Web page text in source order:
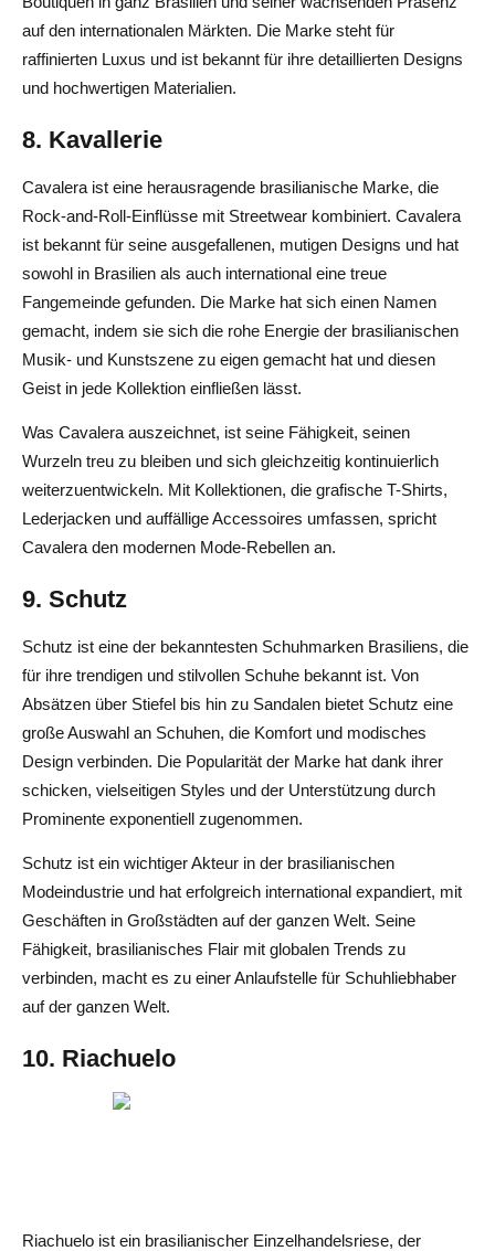
auf den internationalen Märkten. Die Marke steht für
raffinierten Luxus und ist bekannt für ihre detaillierten Designs
und hochwertigen Materialien.
8. Kavallerie
Cavalera ist eine herausragende brasilianische Marke, die
Rock-and-Roll-Einflüsse mit Streetwear kombiniert. Cavalera
ist bekannt für seine ausgefallenen, mutigen Designs und hat
sowohl in Brasilien als auch international eine treue
Fangemeinde gefunden. Die Marke hat sich einen Namen
gemacht, indem sie sich die rohe Energie der brasilianischen
Musik- und Kunstszene zu eigen gemacht hat und diesen
Geist in jede Kollektion einfließen lässt.
Was Cavalera auszeichnet, ist seine Fähigkeit, seinen
Wurzeln treu zu bleiben und sich gleichzeitig kontinuierlich
weiterzuentwickeln. Mit Kollektionen, die grafische T-Shirts,
Lederjacken und auffällige Accessoires umfassen, spricht
Cavalera den modernen Mode-Rebellen an.
9. Schutz
Schutz ist eine der bekanntesten Schuhmarken Brasiliens, die
für ihre trendigen und stilvollen Schuhe bekannt ist. Von
Absätzen über Stiefel bis hin zu Sandalen bietet Schutz eine
große Auswahl an Schuhen, die Komfort und modisches
Design verbinden. Die Popularität der Marke hat dank ihrer
schicken, vielseitigen Styles und der Unterstützung durch
Prominente exponentiell zugenommen.
Schutz ist ein wichtiger Akteur in der brasilianischen
Modeindustrie und hat erfolgreich international expandiert, mit
Geschäften in Großstädten auf der ganzen Welt. Seine
Fähigkeit, brasilianisches Flair mit globalen Trends zu
verbinden, macht es zu einer Anlaufstelle für Schuhliebhaber
auf der ganzen Welt.
10. Riachuelo
Riachuelo ist ein brasilianischer Einzelhandelsriese, der